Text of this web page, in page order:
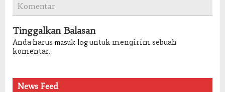
Komentar
Tinggalkan Balasan
Anda harus masuk loguntuk mengirim sebuah
komentar.
News Feed